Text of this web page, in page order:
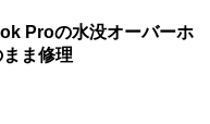
Proの水没オーバーホ
ま修理